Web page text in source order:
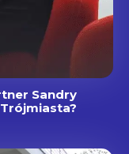
Sandry